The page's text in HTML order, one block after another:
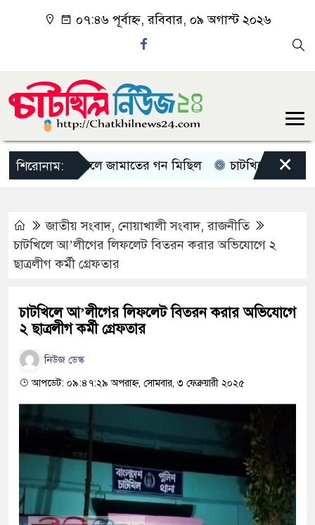
০৭:৪৬ পূর্বাহ্ন, রবিবার, ০৯ অগাস্ট ২০২৬
শিরোনাম:
চাটখিলে জামাতের গন মিছিল চাটখিলে পানিতে
×
জাতীয় সংবাদ, নোয়াখালী সংবাদ,রাজনীতি
চাটখিলে আ’লীগের লিফলেট বিতরন করার অভিযোগে ২
ছাত্রলীগ কর্মী গ্রেফতার
চাটখিলে আ’লীগের লিফলেট বিতরন করার অভিযোগে
২ ছাত্রলীগ কর্মী গ্রেফতার
নিউজ ডেস্ক
আপডেট: ০৯:৪৭:২৯ অপরাহ্ন, সোমবার, ৩ ফেব্রুয়ারী ২০২৫